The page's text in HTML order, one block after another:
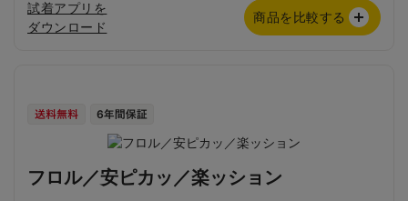
試着アプリを
ダウンロード
商品を比較する
フロル／安ピカッ／楽ッション